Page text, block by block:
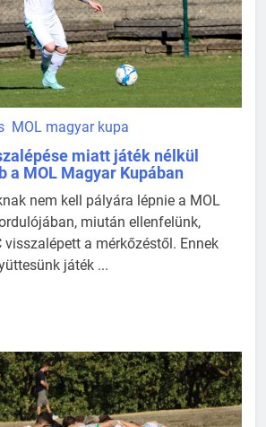
MOL magyar kupa
miatt játék nélkül
a MOL Magyar Kupában
nem kell pályára lépnie a MOL
miután ellenfelünk,
visszalépett a mérkőzéstől. Ennek
játék ...